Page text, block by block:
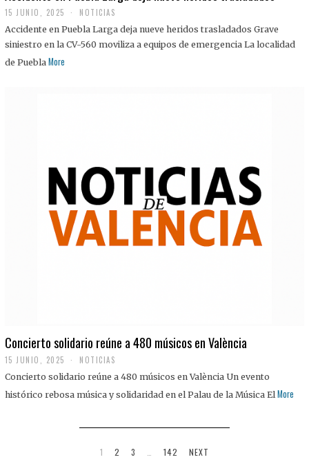
15 JUNIO, 2025 NOTICIAS
Accidente en Puebla Larga deja nueve heridos trasladados Grave
siniestro en la CV-560 moviliza a equipos de emergencia La localidad
de Puebla More
Concierto solidario reúne a 480 músicos en València
15 JUNIO, 2025 NOTICIAS
Concierto solidario reúne a 480 músicos en València Un evento
histórico rebosa música y solidaridad en el Palau de la Música El More
1 2 3 142 NEXT